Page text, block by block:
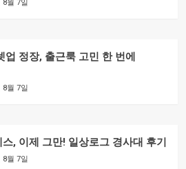
8월 7일
업 정장, 출근룩 고민 한 번에
8월 7일
, 이제 그만! 일상로그 경사대 후기
8월 7일